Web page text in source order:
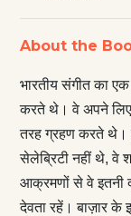
About the
भारतीय संगीत का
करते थे। वे अपने लिए
तरह ग्रहण करते थे।
सेलेब्रिटी नहीं थे, वे
आक्रमणों से वे इतनी
देवता रहें। बाज़ार